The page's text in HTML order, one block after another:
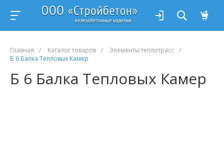
Главная / Каталог товаров / Элементы теплотрасс /
Б 6 Балка Тепловых Камер
Б 6 Балка Тепловых Камер